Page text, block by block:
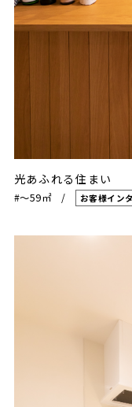
光あふれる住まい
#〜59㎡ お客様イン